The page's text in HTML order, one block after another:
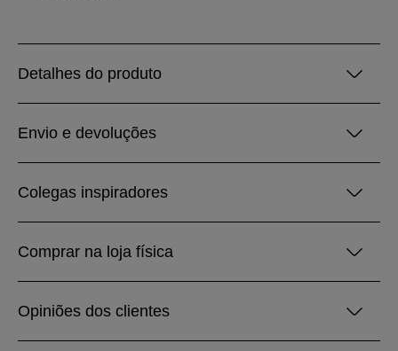
Detalhes do produto
Envio e devoluções
Colegas inspiradores
Comprar na loja física
Opiniões dos clientes